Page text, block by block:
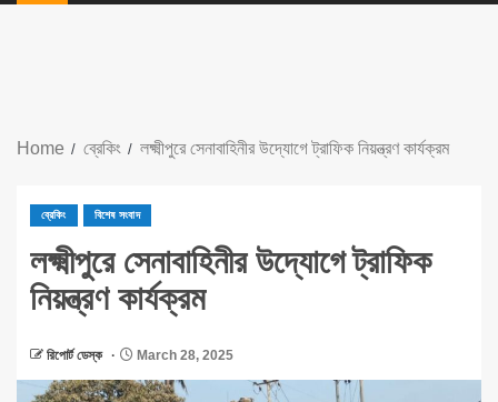
Home ব্রেকিং লক্ষ্মীপুরে সেনাবাহিনীর উদ্যোগে ট্রাফিক নিয়ন্ত্রণ কার্যক্রম
ব্রেকিং বিশেষ সংবাদ
লক্ষ্মীপুরে সেনাবাহিনীর উদ্যোগে ট্রাফিক
নিয়ন্ত্রণ কার্যক্রম
রিপোর্ট ডেস্ক March 28, 2025